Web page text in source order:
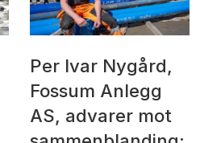
Per Ivar Nygård,
Fossum Anlegg
AS, advarer mot